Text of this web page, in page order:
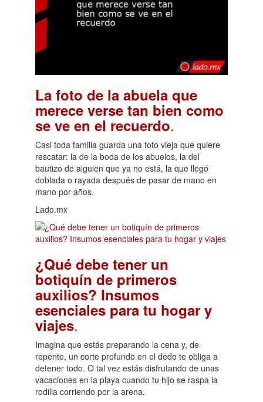
La foto de la abuela que
merece verse tan bien como
se ve en el recuerdo.
Casi toda familia guarda una foto vieja que quiere
rescatar: la de la boda de los abuelos, la del
bautizo de alguien que ya no está, la que llegó
doblada o rayada después de pasar de mano en
mano por años.
Lado.mx
¿Qué debe tener un
botiquín de primeros
auxilios? Insumos
esenciales para tu hogar y
viajes.
Imagina que estás preparando la cena y, de
repente, un corte profundo en el dedo te obliga a
detener todo. O tal vez estás disfrutando de unas
vacaciones en la playa cuando tu hijo se raspa la
rodilla corriendo por la arena.